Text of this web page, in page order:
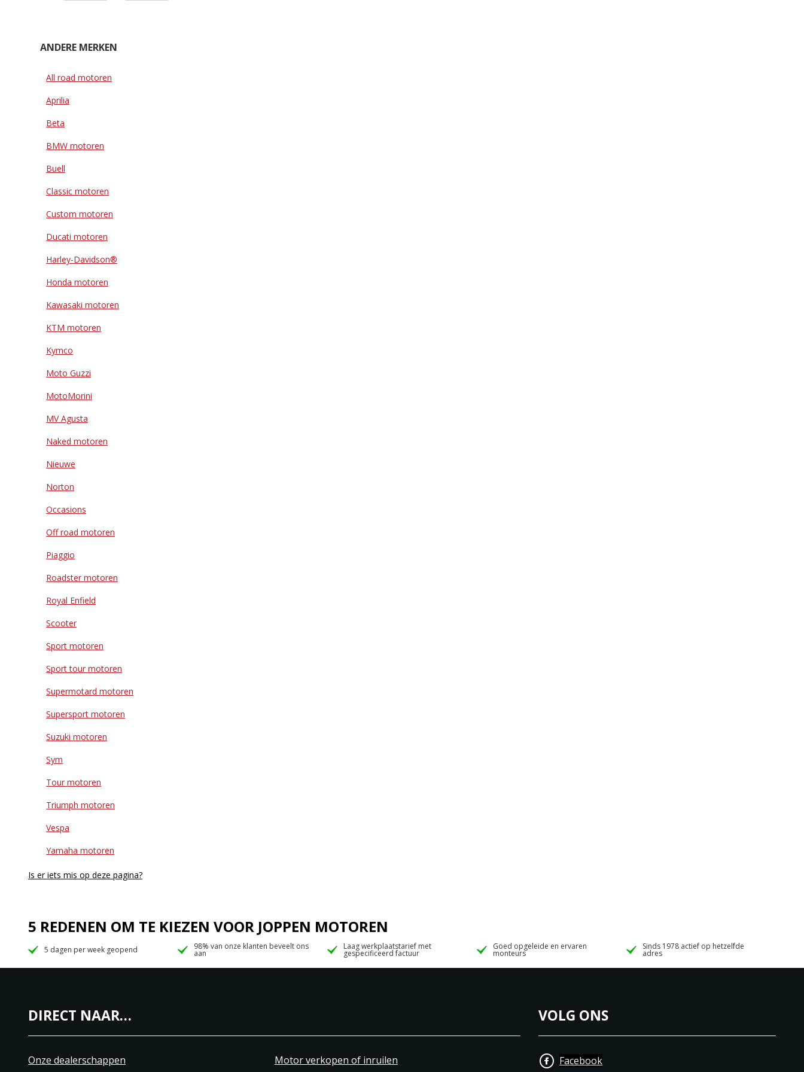
ANDERE MERKEN
All road motoren
Aprilia
Beta
BMW motoren
Buell
Classic motoren
Custom motoren
Ducati motoren
Harley-Davidson®
Honda motoren
Kawasaki motoren
KTM motoren
Kymco
Moto Guzzi
MotoMorini
MV Agusta
Naked motoren
Nieuwe
Norton
Occasions
Off road motoren
Piaggio
Roadster motoren
Royal Enfield
Scooter
Sport motoren
Sport tour motoren
Supermotard motoren
Supersport motoren
Suzuki motoren
Sym
Tour motoren
Triumph motoren
Vespa
Yamaha motoren
Is er iets mis op deze pagina?
5 REDENEN OM TE KIEZEN VOOR JOPPEN MOTOREN
5 dagen per week geopend 98% van onze klanten beveelt ons
aan
Laag werkplaatstarief met
gespecificeerd factuur
Goed opgeleide en ervaren
monteurs
Sinds 1978 actief op hetzelfde
adres
DIRECT NAAR…
Onze dealerschappen Motor verkopen of inruilen
VOLG ONS
Facebook